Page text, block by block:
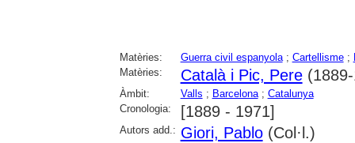
Matèries: Guerra civil espanyola; Cartellisme;
Matèries:
Català i Pic, Pere(1889-
Àmbit: Valls ; Barcelona; Catalunya
Cronologia:
[1889 - 1971]
Autors add.: Giori, Pablo(Col·l.)